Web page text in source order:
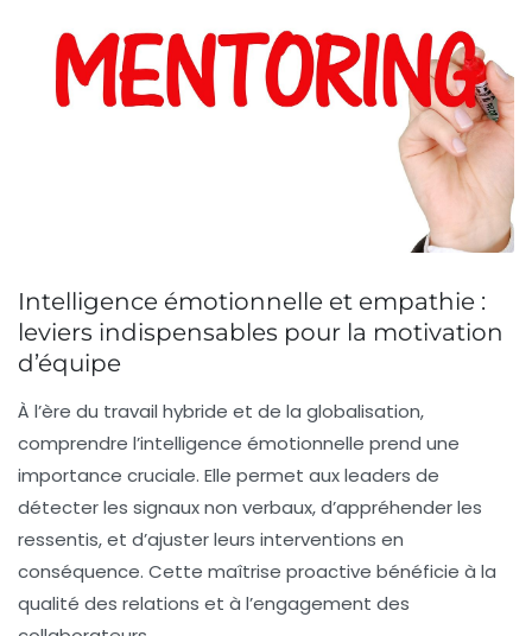
Intelligence émotionnelle et empathie :
leviers indispensables pour la motivation
d’équipe
À l’ère du travail hybride et de la globalisation,
comprendre l’intelligence émotionnelle prend une
importance cruciale. Elle permet aux leaders de
détecter les signaux non verbaux, d’appréhender les
ressentis, et d’ajuster leurs interventions en
conséquence. Cette maîtrise proactive bénéficie à la
qualité des relations et à l’engagement des